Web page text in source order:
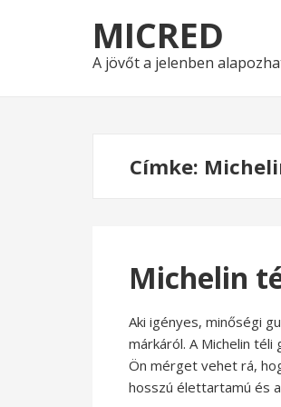
to
navigation
to
content
MICRED
A jövőt a jelenben
Címke:
Michelin
Aki igényes, minőségi
márkáról. A Michelin
Ön mérget vehet rá,
hosszú élettartamú és